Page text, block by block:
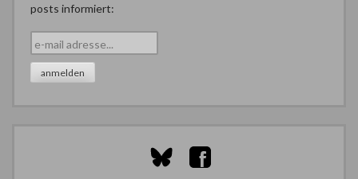
posts informiert: